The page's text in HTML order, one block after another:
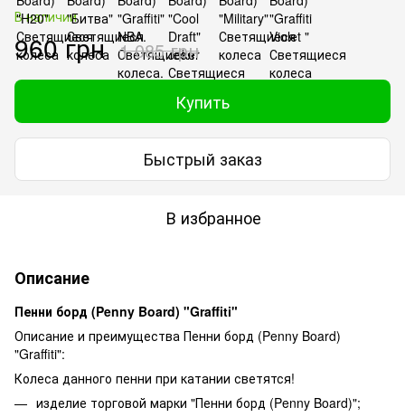
В наличии
960 грн 1 085 грн
Купить
Быстрый заказ
В избранное
Описание
Пенни борд (Penny Board) "Graffiti"
Описание и преимущества Пенни борд (Penny Board)
"Graffiti":
Колеса данного пенни при катании светятся!
изделие торговой марки "Пенни борд (Penny Board)";